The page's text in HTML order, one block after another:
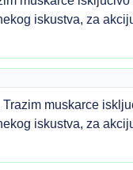
iskustva, za
muskarce
iskustva, za